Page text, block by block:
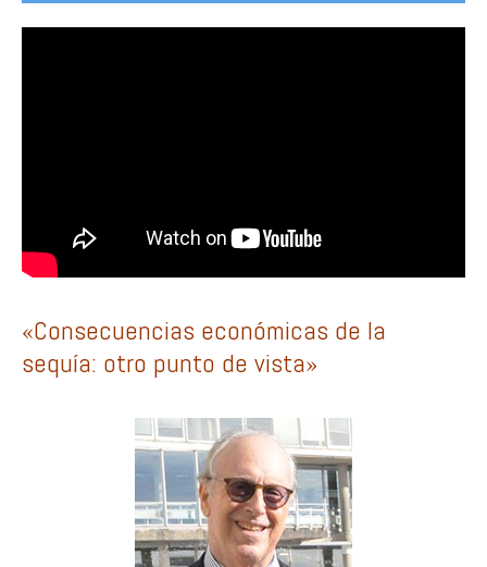
«Consecuencias económicas de la
sequía: otro punto de vista»